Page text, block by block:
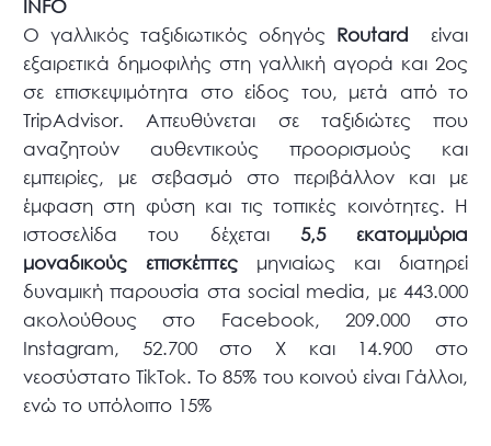
INFO
O γαλλικός ταξιδιωτικός οδηγός Routard είναι
εξαιρετικά δημοφιλής στη γαλλική αγορά και 2ος
σε επισκεψιμότητα στο είδος του, μετά από το
TripAdvisor. Απευθύνεται σε ταξιδιώτες που
αναζητούν αυθεντικούς προορισμούς και
εμπειρίες, με σεβασμό στο περιβάλλον και με
έμφαση στη φύση και τις τοπικές κοινότητες. Η
ιστοσελίδα του δέχεται 5,5 εκατομμύρια
μοναδικούς επισκέπτες μηνιαίως και διατηρεί
δυναμική παρουσία στα social media, με 443.000
ακολούθους στο Facebook, 209.000 στο
Instagram, 52.700 στο X και 14.900 στο
νεοσύστατο TikTok. To 85% του κοινού είναι Γάλλοι,
ενώ το υπόλοιπο 15%